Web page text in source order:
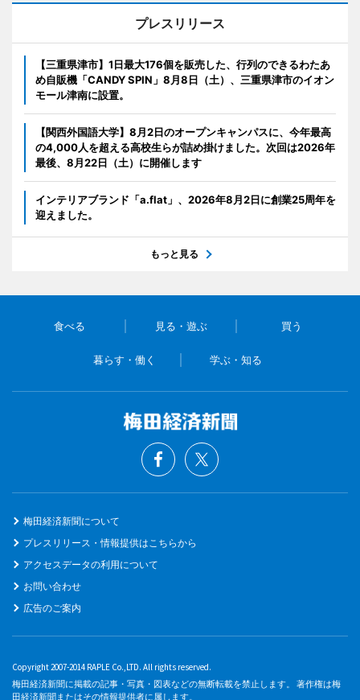
プレスリリース
【三重県津市】1日最大176個を販売した、行列のできるわたあ
め自販機「CANDY SPIN」8月8日（土）、三重県津市のイオン
モール津南に設置。
【関西外国語大学】8月2日のオープンキャンパスに、今年最高
の4,000人を超える高校生らが詰め掛けました。次回は2026年
最後、8月22日（土）に開催します
インテリアブランド「a.flat」、2026年8月2日に創業25周年を
迎えました。
もっと見る
食べる 見る・遊ぶ 買う
暮らす・働く 学ぶ・知る
梅田経済新聞について
プレスリリース・情報提供はこちらから
アクセスデータの利用について
お問い合わせ
広告のご案内
Copyright 2007-2014 RAPLE Co.,LTD. All rights reserved.
梅田経済新聞に掲載の記事・写真・図表などの無断転載を禁止します。 著作権は梅
田経済新聞またはその情報提供者に属します。